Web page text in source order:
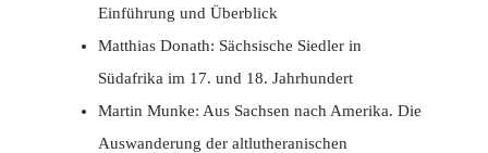
Einführung und Überblick
Matthias Donath: Sächsische Siedler in
Südafrika im 17. und 18. Jahrhundert
Martin Munke: Aus Sachsen nach Amerika. Die
Auswanderung der altlutheranischen